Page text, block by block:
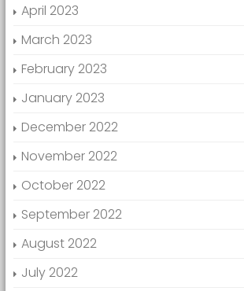
April 2023
March 2023
February 2023
January 2023
December 2022
November 2022
October 2022
September 2022
August 2022
July 2022